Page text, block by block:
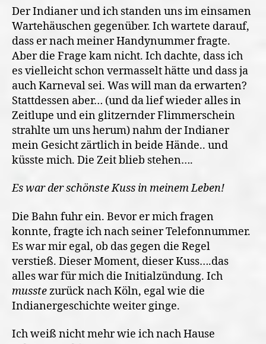
Der Indianer und ich standen uns im einsamen
Wartehäuschen gegenüber. Ich wartete darauf,
dass er nach meiner Handynummer fragte.
Aber die Frage kam nicht. Ich dachte, dass ich
es vielleicht schon vermasselt hätte und dass ja
auch Karneval sei. Was will man da erwarten?
Stattdessen aber… (und da lief wieder alles in
Zeitlupe und ein glitzernder Flimmerschein
strahlte um uns herum) nahm der Indianer
mein Gesicht zärtlich in beide Hände.. und
küsste mich. Die Zeit blieb stehen….
Es war der schönste Kuss in meinem Leben!
Die Bahn fuhr ein. Bevor er mich fragen
konnte, fragte ich nach seiner Telefonnummer.
Es war mir egal, ob das gegen die Regel
verstieß. Dieser Moment, dieser Kuss….das
alles war für mich die Initialzündung. Ich
musstezurück nach Köln, egal wie die
Indianergeschichte weiter ginge.
Ich weiß nicht mehr wie ich nach Hause